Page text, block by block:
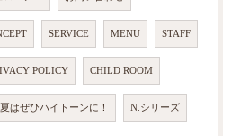
SERVICE MENU STAFF
POLICY CHILD ROOM
夏はぜひハイトーンに！ N.シリーズ